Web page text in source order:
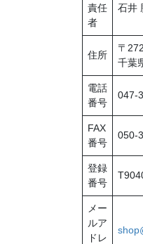
責任
者
石井
住所
〒
千葉
電話
番号
047-
FAX
番号
050-
登録
番号
メー
ルア
ドレ